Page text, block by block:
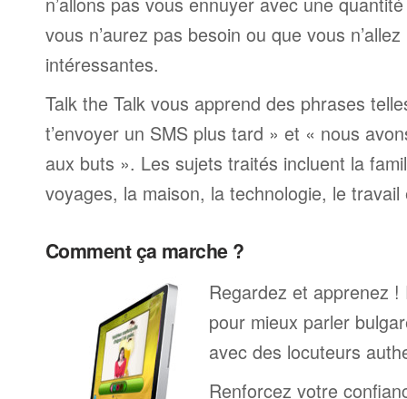
vous n’aurez pas besoin ou que vous
intéressantes.
Talk the Talk vous apprend des phrases
t’envoyer un SMS plus tard » et « nous
aux buts ». Les sujets traités incluent la
voyages, la maison, la technologie, le
Comment ça marche ?
Regardez et apprenez
pour mieux parler
avec des locuteurs
Renforcez votre